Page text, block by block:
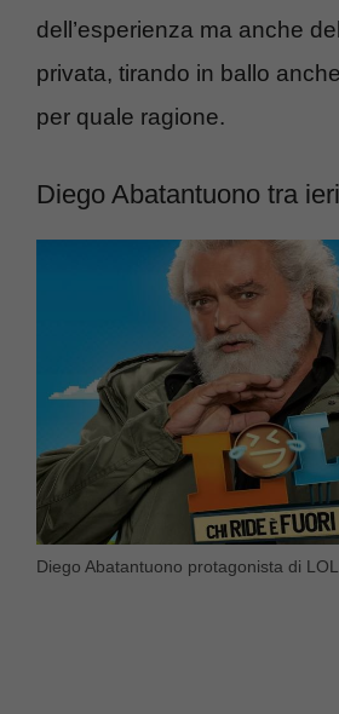
dell’esperienza ma anche
privata, tirando in ballo
per quale ragione.
Diego Abatantuono tra
Diego Abatantuono protagonista di